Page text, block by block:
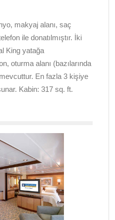
makyaj alanı, saç
ile donatılmıştır. İki
King yatağa
oturma alanı (bazılarında
En fazla 3 kişiye
Kabin: 317 sq. ft.